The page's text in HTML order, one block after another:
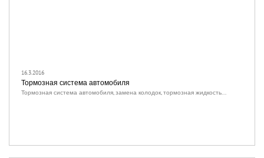
16.3.2016
Тормозная система автомобиля
Тормозная система автомобиля, замена колодок, тормозная жидкость...